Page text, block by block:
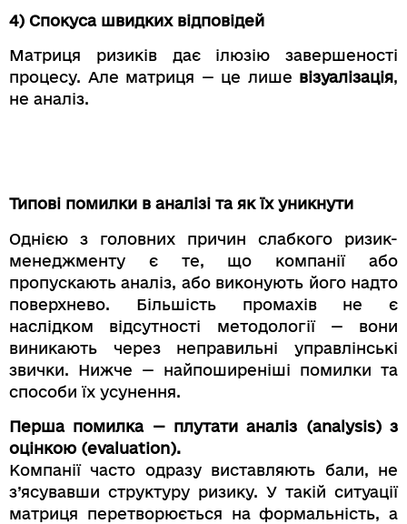
4) Спокуса швидких відповідей
Матриця ризиків дає ілюзію завершеності
процесу. Але матриця — це лише візуалізація,
не аналіз.
Типові помилки в аналізі та як їх уникнути
Однією з головних причин слабкого ризик-
менеджменту є те, що компанії або
пропускають аналіз, або виконують його надто
поверхнево. Більшість промахів не є
наслідком відсутності методології — вони
виникають через неправильні управлінські
звички. Нижче — найпоширеніші помилки та
способи їх усунення.
Перша помилка — плутати аналіз (analysis) з
оцінкою (evaluation).
Компанії часто одразу виставляють бали, не
з’ясувавши структуру ризику. У такій ситуації
матриця перетворюється на формальність, а